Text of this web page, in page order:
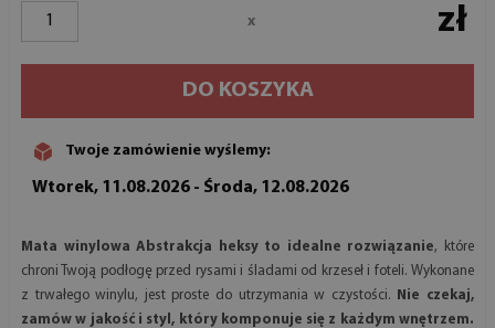
x zł
DO KOSZYKA
Twoje zamówienie wyślemy:
Wtorek, 11.08.2026 - Środa, 12.08.2026
Mata winylowa Abstrakcja heksy to idealne rozwiązanie, które
chroni Twoją podłogę przed rysami i śladami od krzeseł i foteli. Wykonane
z trwałego winylu, jest proste do utrzymania w czystości.
Nie czekaj,
zamów w jakość i styl, który komponuje się z każdym wnętrzem.